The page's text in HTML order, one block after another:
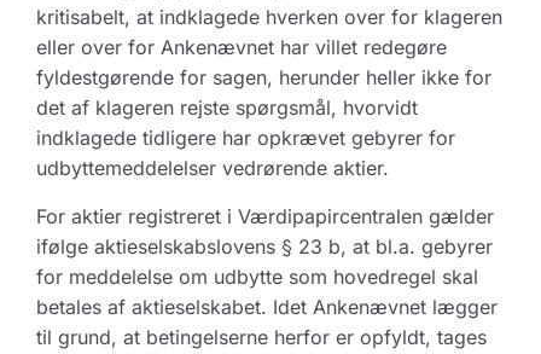
kritisabelt, at indklagede hverken over for klageren
eller over for Ankenævnet har villet redegøre
fyldestgørende for sagen, herunder heller ikke for
det af klageren rejste spørgsmål, hvorvidt
indklagede tidligere har opkrævet gebyrer for
udbyttemeddelelser vedrørende aktier.
For aktier registreret i Værdipapircentralen gælder
ifølge aktieselskabslovens § 23 b, at bl.a. gebyrer
for meddelelse om udbytte som hovedregel skal
betales af aktieselskabet. Idet Ankenævnet lægger
til grund, at betingelserne herfor er opfyldt, tages